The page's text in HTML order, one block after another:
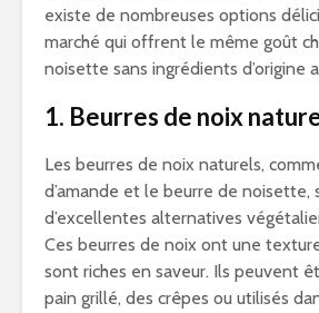
existe de nombreuses options
marché qui offrent le même goût
noisette sans ingrédients d’origine
1. Beurres de noix
Les beurres de noix naturels,
d’amande et le beurre de noisette,
d’excellentes alternatives
Ces beurres de noix ont une
sont riches en saveur. Ils peuvent
pain grillé, des crêpes ou utilisés